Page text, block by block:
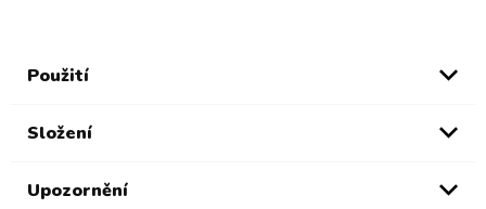
Použití
Složení
Upozornění